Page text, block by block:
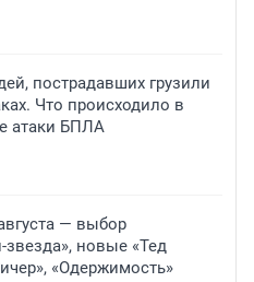
пострадавших грузили
Что происходило в
атаки БПЛА
— выбор
звезда», новые «Тед
«Одержимость»